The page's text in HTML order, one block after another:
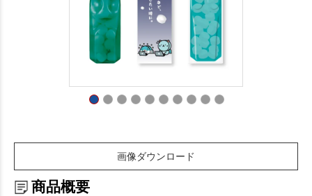
画像ダウンロード
商品概要